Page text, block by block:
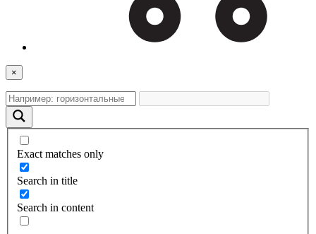
×
Exact matches only
Search in title
Search in content